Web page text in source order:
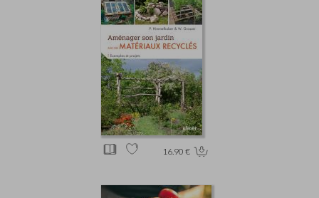
16.90 €